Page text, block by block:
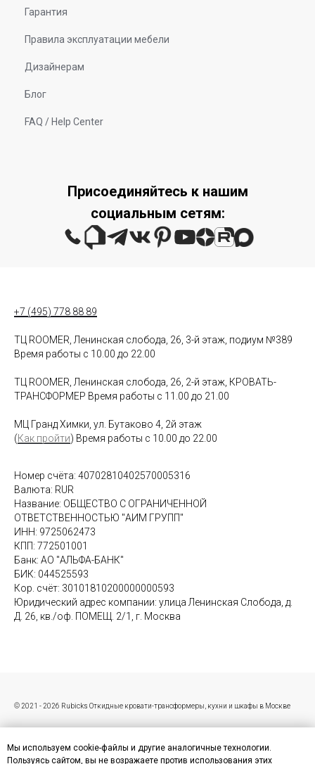
Гарантия
Правила эксплуатации мебели
Дизайнерам
Блог
FAQ / Help Center
Присоединяйтесь к нашим
социальным сетям:
+7 (495) 778 88 89
ТЦ ROOMER, Ленинская слобода, 26, 3-й этаж, подиум №389
Время работы с 10.00 до 22.00
ТЦ ROOMER, Ленинская слобода, 26, 2-й этаж, КРОВАТЬ-
ТРАНСФОРМЕР Время работы с 11.00 до 21.00
МЦ Гранд Химки, ул. Бутаково 4, 2й этаж
(Как пройти) Время работы с 10.00 до 22.00
Номер счёта: 40702810402570005316
Валюта: RUR
Название: ОБЩЕСТВО С ОГРАНИЧЕННОЙ
ОТВЕТСТВЕННОСТЬЮ "АИМ ГРУПП"
ИНН: 9725062473
КПП: 772501001
Банк: АО "АЛЬФА-БАНК"
БИК: 044525593
Кор. счёт: 30101810200000000593
Юридический адрес компании: улица Ленинская Слобода, д.
Д. 26, кв./оф. ПОМЕЩ. 2/1, г. Москва
© 2021 - 2026 Rubicks Откидные кровати-трансформеры, кухни и шкафы в Москве
Мы используем cookie-файлы и другие аналогичные технологии.
Пользуясь сайтом, вы не возражаете против использования этих